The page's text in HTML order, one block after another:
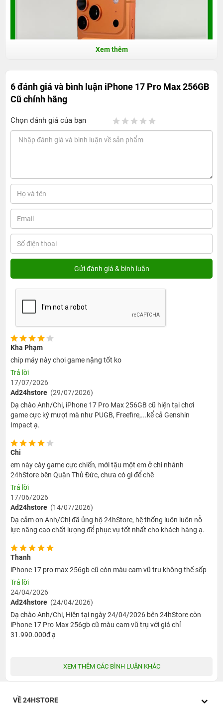
iPhone 17 Pro Max 256GB cũ: Có đáng mua
ở thời điểm này?
1. Giá bán của sản phẩm
Giá bán của iPhone 17 Pro Max 256GB cũ chính hãng tại
24hStore phụ thuộc vào các yếu tố như dung lượng bộ
nhớ, tình trạng thiết bị và màu sắc. Bên cạnh đó, chính
sách bảo hành và các phụ kiện đi kèm cũng ảnh hưởng
đến giá trị tổng thể của máy. Để nhận được thông tin chi
tiết và tư vấn phù hợp, bạn nên liên hệ trực tiếp với cửa
hàng để được hỗ trợ tốt nhất.
2. Những lưu ý khi mua iPhone 17 Pro Max 256GB
Khi chọn mua iPhone 17 Pro Max 256GB cũ chính hãng,
người dùng không nên chỉ dựa vào ngoại hình đẹp hoặc
mức giá rẻ, mà cần kiểm tra kỹ nguồn gốc, tình trạng linh
kiện, pin, màn hình, camera và chính sách bảo hành đi
kèm. Theo thông số Apple công bố, iPhone 17 Pro Max là
mẫu iPhone cao cấp với màn hình 6,9-inch, chip A19 Pro,
hệ thống camera 48MP Pro Fusion và nhiều trang bị cao
cấp, vì vậy giá trị máy cũ vẫn tương đối cao và càng cần
Người mua nên kiểm tra đúng phiên bản iPhone 17
Pro Max 256GB trong phần Cài đặt => Cài đặt chung
=> Giới thiệu. Tại đây, cần đối chiếu tên máy, dung
Xem thêm
6 đánh giá và bình luận iPhone 17 Pro Max 256GB
Cũ chính hãng
Chọn đánh giá của bạn
Kha Phạm
chip máy này chơi game nặng tốt ko
Trả lời
17/07/2026
Ad24hstore (29/07/2026)
Dạ chào Anh/Chị, iPhone 17 Pro Max 256GB cũ hiện tại chơi
game cực kỳ mượt mà như PUGB, Freefire,...kể cả Genshin
Impact ạ.
Chi
em này cày game cực chiến, mới tậu một em ở chi nhánh
24hStore bên Quận Thủ Đức, chưa có gì để chê
Trả lời
17/06/2026
Ad24hstore (14/07/2026)
Dạ cảm ơn Anh/Chị đã ủng hộ 24hStore, hệ thống luôn luôn nỗ
lực nâng cao chất lượng để phục vụ tốt nhất cho khách hàng ạ.
Thanh
iPhone 17 pro max 256gb cũ còn màu cam vũ trụ không thế sốp
Trả lời
24/04/2026
Ad24hstore (24/04/2026)
Dạ chào Anh/Chị, Hiện tại ngày 24/04/2026 bên 24hStore còn
iPhone 17 Pro Max 256gb cũ màu cam vũ trụ với giá chỉ
31.990.000đ ạ
XEM THÊM CÁC BÌNH LUẬN KHÁC
VỀ 24HSTORE